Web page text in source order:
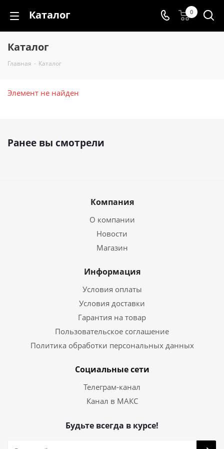
Каталог 0
Каталог
Главная - Каталог
Элемент не найден
Ранее вы смотрели
Компания
О компании
Новости
Магазин
Информация
Условия оплаты
Условия доставки
Гарантия на товар
Пользовательское соглашение
Политика обработки персональных данных
Социальные сети
Телеграм-канал
Канал в МАКС
Будьте всегда в курсе!